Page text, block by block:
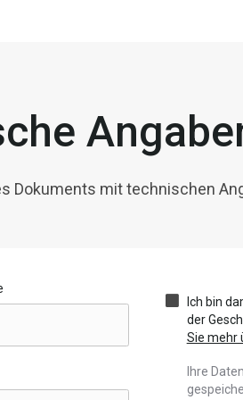
Dokuments mit technischen
Ich bin
der
Sie mehr
Ihre